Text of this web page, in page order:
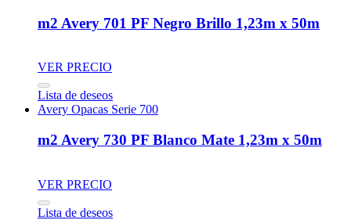
m2 Avery 701 PF Negro Brillo 1,23m x 50m
VER PRECIO
Lista de deseos
Avery Opacas Serie 700
m2 Avery 730 PF Blanco Mate 1,23m x 50m
VER PRECIO
Lista de deseos